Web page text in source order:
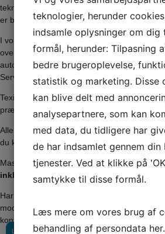
LÆS MERE
LÆS MERE
tekniske tekstiler, tilbyder Texi en stærk
er bygget til daglig brug og høj produktion.
I vores udvalg finder du både
overtransportør og fuldautomatiske modeller
automatisk trådklip, nålestop, trykfodsløft og
Servo-motorer.
Texi-maskiner er kendt for deres stabile
præcise syning – selv ved høje hastigheder
Alle Texi industrisymaskiner leveres
du kan komme hurtigt i gang uden besvær.
Maskinerne leveres med dansk
inkl. moms
Har du spørgsmål til valg af maskine, eller
model der passer bedst til dit behov, er du
kontakte os – vi hjælper gerne 👍
teknologier, herunder
indsamle oplysninger om
formål, herunder: Tilpasning
bedre brugeroplevelse,
statistik og marketing. Disse
kan blive delt med
analysepartnere, som kan
med data, du tidligere har
de har indsamlet gennem
tjenester. Ved at klikke på
samtykke til disse formål.
Læs mere om vores brug af
behandling af persondata her.